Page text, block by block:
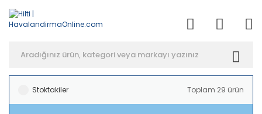
Stoktakiler Toplam 29 ürün